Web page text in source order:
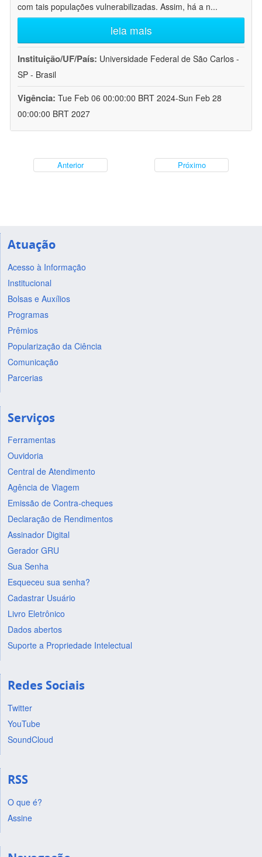
com tais populações vulnerabilizadas. Assim, há a n...
leia mais
Instituição/UF/País: Universidade Federal de São Carlos -
SP - Brasil
Vigência: Tue Feb 06 00:00:00 BRT 2024-Sun Feb 28
00:00:00 BRT 2027
Anterior Próximo
Atuação
Acesso à Informação
Institucional
Bolsas e Auxílios
Programas
Prêmios
Popularização da Ciência
Comunicação
Parcerias
Serviços
Ferramentas
Ouvidoria
Central de Atendimento
Agência de Viagem
Emissão de Contra-cheques
Declaração de Rendimentos
Assinador Digital
Gerador GRU
Sua Senha
Esqueceu sua senha?
Cadastrar Usuário
Livro Eletrônico
Dados abertos
Suporte a Propriedade Intelectual
Redes Sociais
Twitter
YouTube
SoundCloud
RSS
O que é?
Assine